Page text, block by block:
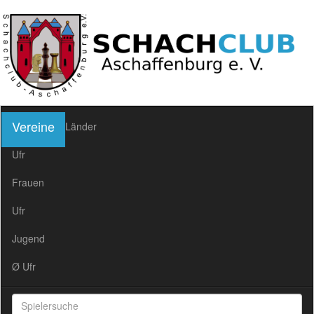
Vereine
Länder
Ufr
Frauen
Ufr
Jugend
Ø Ufr